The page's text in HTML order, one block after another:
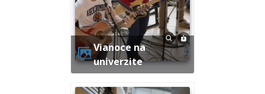
Vianoce na
univerzite